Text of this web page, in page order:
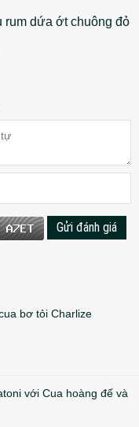
dứa ớt chuông đỏ
Gửi đánh giá
bơ tỏi Charlize
với Cua hoàng đế và